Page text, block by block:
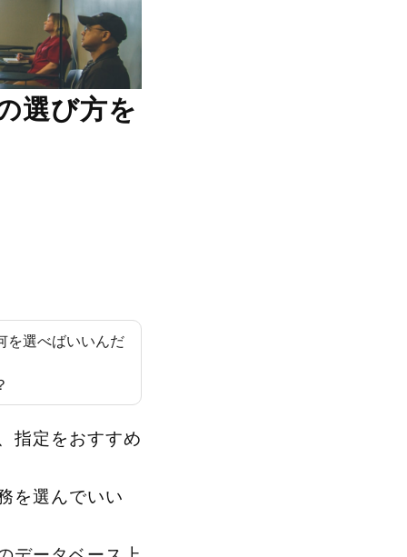
選び方を
を選べばいいんだ
指定をおすすめ
を選んでいい